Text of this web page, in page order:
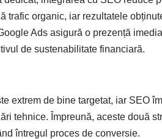
trafic organic, iar rezultatele
Ads asigură o prezență
de sustenabilitate financiară.
extrem de bine targetat, iar SEO
tehnice. Împreună, aceste două
întregul proces de conversie.